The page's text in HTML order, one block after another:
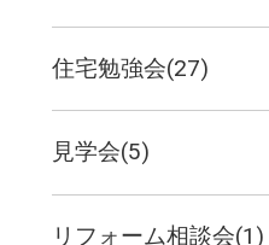
住宅勉強会(27)
見学会(5)
リフォーム相談会(1)